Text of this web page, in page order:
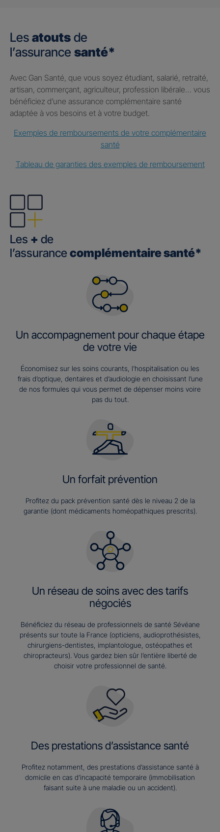
Les atouts de
l’assurance santé*
Avec Gan Santé, que vous soyez étudiant, salarié, retraité,
artisan, commerçant, agriculteur, profession libérale… vous
bénéficiez d’une assurance complémentaire santé
adaptée à vos besoins et à votre budget.
Exemples de remboursements de votre complémentaire
santé
Tableau de garanties des exemples de remboursement
Les + de
l’assurance complémentaire santé*
Un accompagnement pour chaque étape
de votre vie
Économisez sur les soins courants, l’hospitalisation ou les
frais d’optique, dentaires et d’audiologie en choisissant l’une
de nos formules qui vous permet de dépenser moins voire
pas du tout.
Un forfait prévention
Profitez du pack prévention santé dès le niveau 2 de la
garantie (dont médicaments homéopathiques prescrits).
Un réseau de soins avec des tarifs
négociés
Bénéficiez du réseau de professionnels de santé Sévéane
présents sur toute la France (opticiens, audioprothésistes,
chirurgiens-dentistes, implantologue, ostéopathes et
chiropracteurs). Vous gardez bien sûr l’entière liberté de
choisir votre professionnel de santé.
Des prestations d’assistance santé
Profitez notamment, des prestations d’assistance santé à
domicile en cas d’incapacité temporaire (immobilisation
faisant suite à une maladie ou un accident).